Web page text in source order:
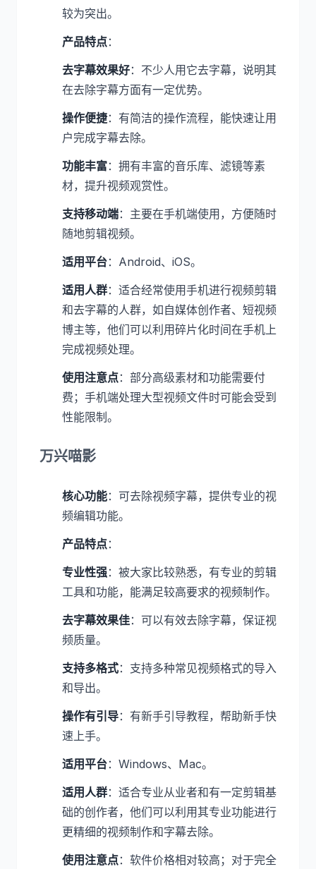
较为突出。
产品特点：
去字幕效果好：不少人用它去字幕，说明其
在去除字幕方面有一定优势。
操作便捷：有简洁的操作流程，能快速让用
户完成字幕去除。
功能丰富：拥有丰富的音乐库、滤镜等素
材，提升视频观赏性。
支持移动端：主要在手机端使用，方便随时
随地剪辑视频。
适用平台：Android、iOS。
适用人群：适合经常使用手机进行视频剪辑
和去字幕的人群，如自媒体创作者、短视频
博主等，他们可以利用碎片化时间在手机上
完成视频处理。
使用注意点：部分高级素材和功能需要付
费；手机端处理大型视频文件时可能会受到
性能限制。
万兴喵影
核心功能：可去除视频字幕，提供专业的视
频编辑功能。
产品特点：
专业性强：被大家比较熟悉，有专业的剪辑
工具和功能，能满足较高要求的视频制作。
去字幕效果佳：可以有效去除字幕，保证视
频质量。
支持多格式：支持多种常见视频格式的导入
和导出。
操作有引导：有新手引导教程，帮助新手快
速上手。
适用平台：Windows、Mac。
适用人群：适合专业从业者和有一定剪辑基
础的创作者，他们可以利用其专业功能进行
更精细的视频制作和字幕去除。
使用注意点：软件价格相对较高；对于完全